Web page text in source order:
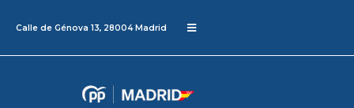
Calle de Génova 13, 28004 Madrid